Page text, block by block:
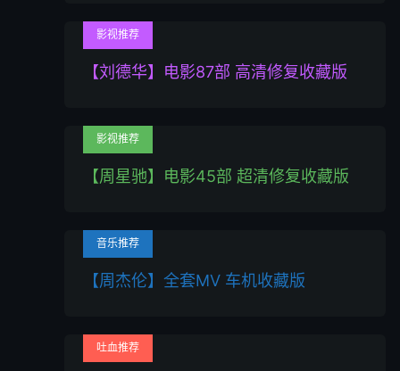
影视推荐
【刘德华】电影87部 高清修复收藏版
影视推荐
【周星驰】电影45部 超清修复收藏版
音乐推荐
【周杰伦】全套MV 车机收藏版
吐血推荐